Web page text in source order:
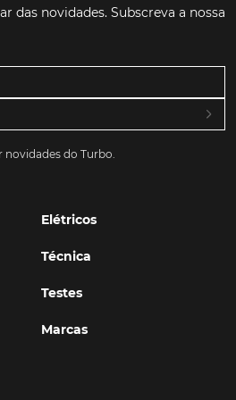
das novidades. Subscreva a nossa
novidades do Turbo.
Elétricos
Técnica
Testes
Marcas